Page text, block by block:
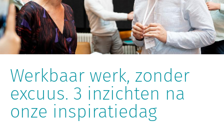
Werkbaar werk, zonder
excuus. 3 inzichten na
onze inspiratiedag